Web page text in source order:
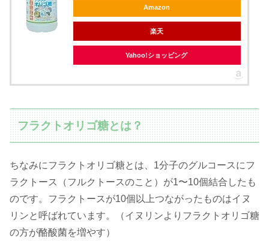
Amazon
楽天
Yahoo!ショッピング
フラクトオリゴ糖とは？
ちなみにフラクトオリゴ糖とは、1分子のグルコースにフ
ラクトース（フルクトースのこと）が1〜10個結合したも
のです。フラクトースが10個以上つながったものはイヌ
リンと呼ばれています。（イヌリンよりフラクトオリゴ糖
の方が酪酸菌を増やす）